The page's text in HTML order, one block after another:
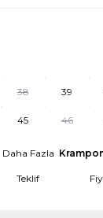
38 39
45 46
Daha Fazla
Teklif